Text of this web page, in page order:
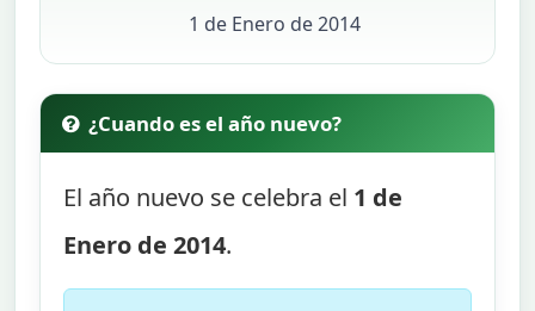
1 de Enero de 2014
¿Cuando es el año nuevo?
El año nuevo se celebra el 1 de
Enero de 2014.